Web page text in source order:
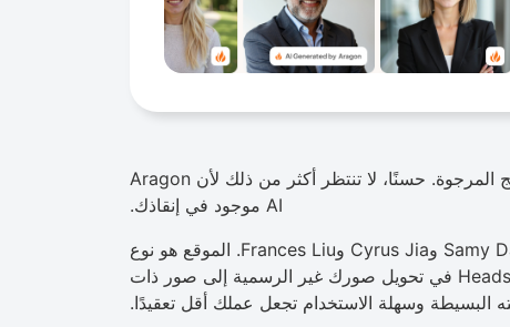
الوقت والطاقة والمال؟ ولكن لا تزال لا تحصل على النتائج المرجوة. حسنًا، لا تنتظر أكثر من ذلك لأن Aragon
AI موجود في إنقاذك.
تم إنشاء Aragon AI بواسطة ثلاثة مطوري برامج: Samy Danesh وCyrus Jia وFrances Liu. الموقع هو نوع
من Headshot AI. تتمثل الوظيفة الرئيسية لـ Headshot AI في تحويل صورك غير الرسمية إلى صور ذات
وسهلة الاستخدام تجعل عملك أقل تعقيدًا.